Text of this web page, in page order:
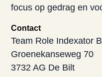
focus op gedrag en
Contact
Team Role Indexator
Groenekanseweg 70
3732 AG De Bilt